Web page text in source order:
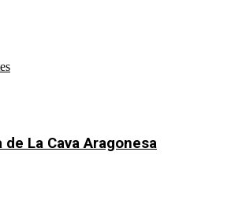
de La Cava Aragonesa